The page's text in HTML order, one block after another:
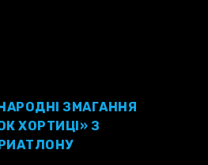
ЗМАГАННЯ
ХОРТИЦІ» З